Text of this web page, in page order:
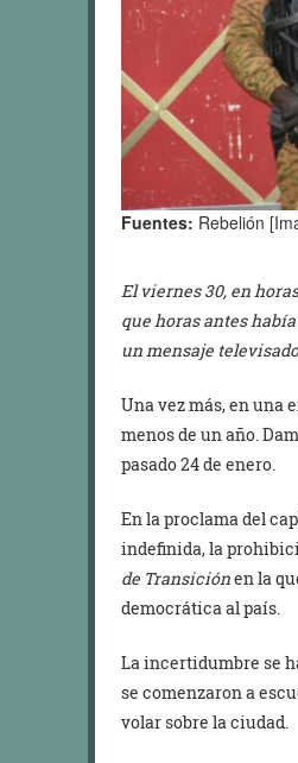
Fuentes: Rebelión
El viernes 30, en
que horas antes
un mensaje
Una vez más, en una
menos de un año.
pasado 24 de enero.
En la proclama del
indefinida, la
de Transiciónen la
democrática al país.
La incertidumbre se
se comenzaron a
volar sobre la ciudad.